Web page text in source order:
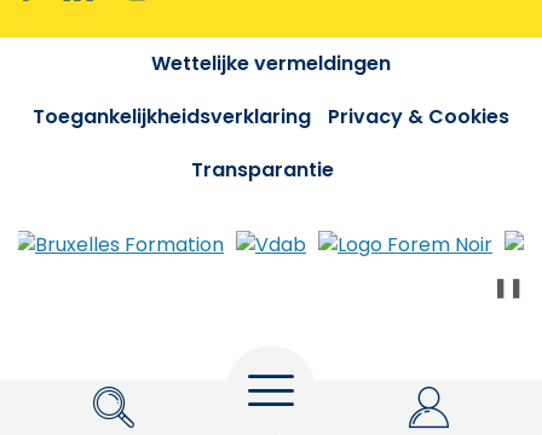
Wettelijke vermeldingen
Toegankelijkheidsverklaring
Privacy & Cookies
Transparantie
❚❚